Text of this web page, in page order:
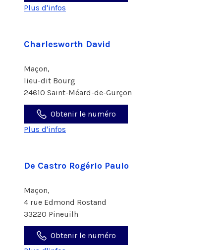
Plus d'infos
Charlesworth David
Maçon,
lieu-dit Bourg
24610 Saint-Méard-de-Gurçon
Obtenir le numéro
Plus d'infos
De Castro Rogério Paulo
Maçon,
4 rue Edmond Rostand
33220 Pineuilh
Obtenir le numéro